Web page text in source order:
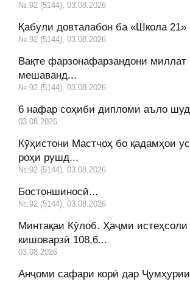
№:92 (5144), 03.08.2026
Қабули довталабон ба «Школа 21»
№:92 (5144), 03.08.2026
Вақте фарзонафарзандони миллат
мешаванд...
№:92 (5144), 03.08.2026
6 нафар соҳиби дипломи аъло
03.08.2026
Кӯҳистони Мастчоҳ бо қадамҳои
роҳи рушд...
№:92 (5144), 03.08.2026
Бостоншиносӣ...
№:92 (5144), 03.08.2026
Минтақаи Кӯлоб. Ҳаҷми истеҳсоли
кишоварзӣ 108,6...
03.08.2026
Анҷоми сафари корӣ дар Ҷумҳурии